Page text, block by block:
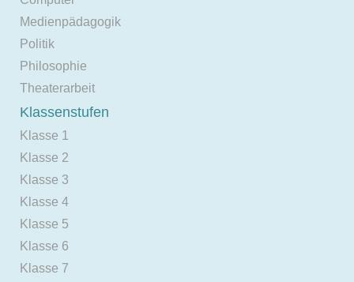
Medienpädagogik
Politik
Philosophie
Theaterarbeit
Klassenstufen
Klasse 1
Klasse 2
Klasse 3
Klasse 4
Klasse 5
Klasse 6
Klasse 7